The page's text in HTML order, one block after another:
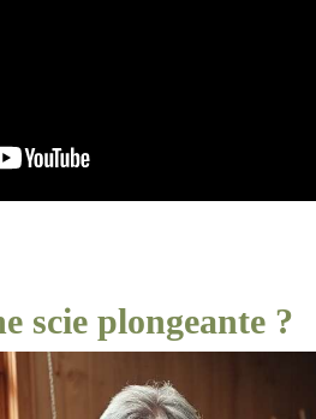
scie plongeante ?